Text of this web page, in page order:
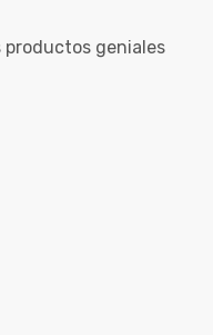
productos, sorteos
geniales